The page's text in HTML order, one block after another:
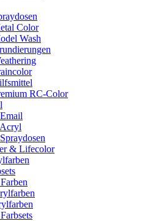
Color
Wash
RC-Color
& Lifecolor